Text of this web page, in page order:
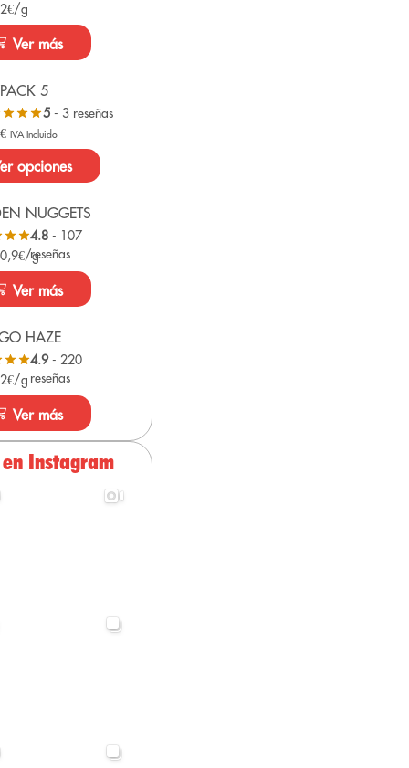
2€/g
Ver más
5
5- 3 reseñas
€ IVA Incluido
opciones
NUGGETS
4.8 - 107
reseñas
0,9€/g
Ver más
HAZE
4.9- 220
reseñas
2€/g
Ver más
en Instagram